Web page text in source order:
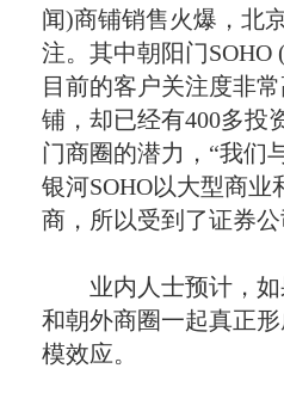
闻)商铺销售火爆，北
注。其中朝阳门SOHO (
目前的客户关注度非
铺，却已经有400多投
门商圈的潜力，“我们
银河SOHO以大型商业
商，所以受到了证券
业内人士预计，如
和朝外商圈一起真正
模效应。